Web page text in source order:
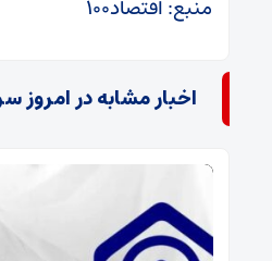
منبع: اقتصاد۱۰۰
اخبار مشابه در امروز